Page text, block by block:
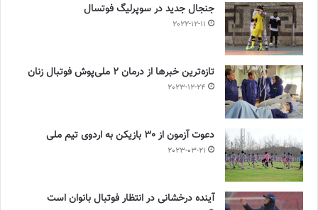
جنجال جدید در سوپرلیگ فوتسال
2022-12-11
تازه‌ترین خبرها از درمان ۲ ملی‌پوش فوتبال زنان
2023-12-24
دعوت آزمون از 30 بازیکن به اردوی تیم ملی
2023-03-21
آینده درخشانی در انتظار فوتبال بانوان است